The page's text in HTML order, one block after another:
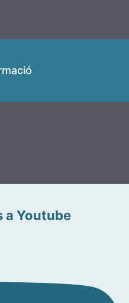
a Youtube